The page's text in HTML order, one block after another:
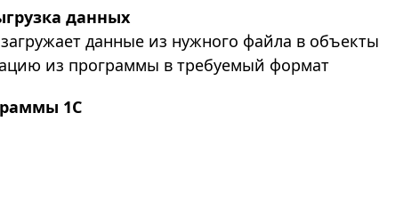
данных
данные из нужного файла в объекты
из программы в требуемый формат
1С